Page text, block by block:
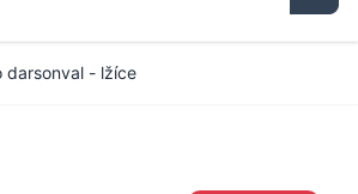
darsonval - lžíce